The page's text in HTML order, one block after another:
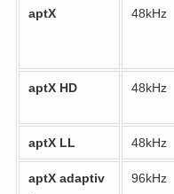
aptX 48kHz
aptX HD 48kHz
aptX LL 48kHz
aptX adaptiv
96kHz